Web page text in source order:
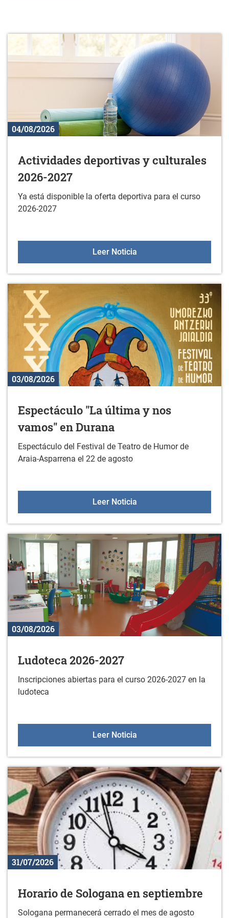
04/08/2026
Actividades deportivas y culturales
2026-2027
Ya está disponible la oferta deportiva para el curso
2026-2027
Leer NoticiaActividades deportivas
03/08/2026
Espectáculo "La última y nos
vamos" en Durana
Espectáculo del Festival de Teatro de Humor de
Araia-Asparrena el 22 de agosto
Leer NoticiaEspectáculo "La última y
03/08/2026
Ludoteca 2026-2027
Inscripciones abiertas para el curso 2026-2027 en la
ludoteca
Leer NoticiaLudoteca 2026-2027
31/07/2026
Horario de Sologana en septiembre
Sologana permanecerá cerrado el mes de agosto